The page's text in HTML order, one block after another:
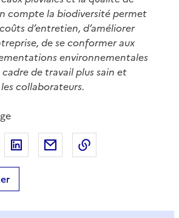
compte la biodiversité permet
d’entretien, d’améliorer
de se conformer aux
environnementales
de travail plus sain et
collaborateurs.
sur Facebook
Partager sur XPartager sur LinkedIn
Partager par email